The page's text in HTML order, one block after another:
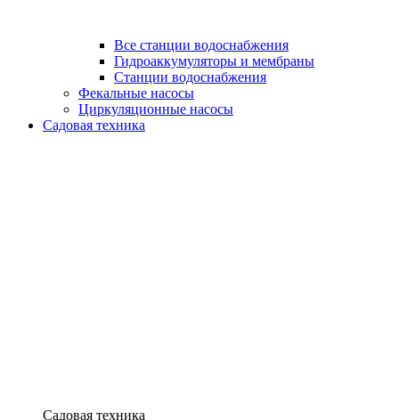
Все станции водоснабжения
Гидроаккумуляторы и мембраны
Станции водоснабжения
Фекальные насосы
Циркуляционные насосы
Садовая техника
Садовая техника